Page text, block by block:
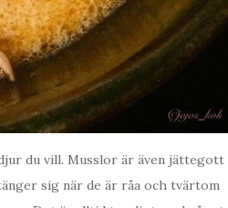
du vill. Musslor är även jättegott
sig när de är råa och tvärtom